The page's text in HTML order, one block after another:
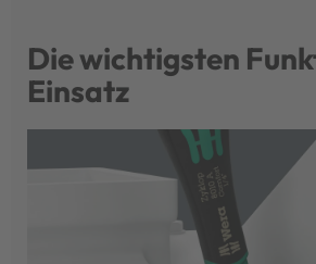
Die wichtigsten
Einsatz